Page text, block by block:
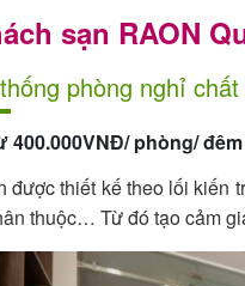
sạn RAON
phòng nghỉ
400.000VNĐ/ phòng/ đêm
được thiết kế theo lối kiến
thuộc… Từ đó tạo cảm